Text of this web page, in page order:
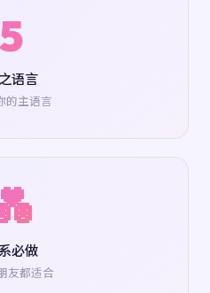
5
语言
的主语言
必做
友都适合